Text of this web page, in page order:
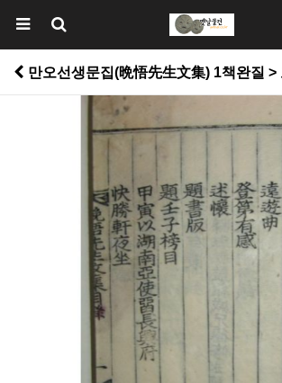
만오선생문집(晩悟先生文集) 1책완질 >